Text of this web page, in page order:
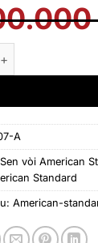
nóng lạnh
A
Sen vòi American
Standard
American-